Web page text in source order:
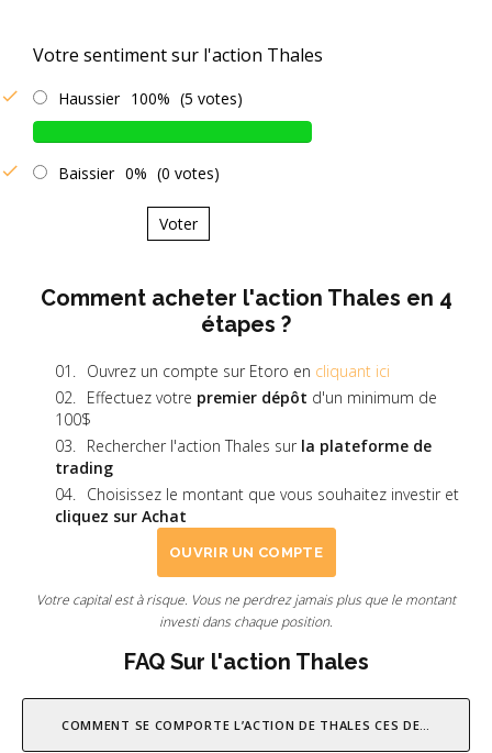
Votre sentiment sur l'action Thales
Haussier 100% (5 votes)
Baissier 0% (0 votes)
Voter
Comment acheter l'action Thales en 4
étapes ?
Ouvrez un compte sur Etoro en cliquant ici
Effectuez votre premier dépôt d'un minimum de
100$
Rechercher l'action Thales sur la plateforme de
trading
Choisissez le montant que vous souhaitez investir et
cliquez sur Achat
OUVRIR UN COMPTE
Votre capital est à risque. Vous ne perdrez jamais plus que le montant
investi dans chaque position.
FAQ Sur l'action Thales
COMMENT SE COMPORTE L’ACTION DE THALES CES DERNIÈRES